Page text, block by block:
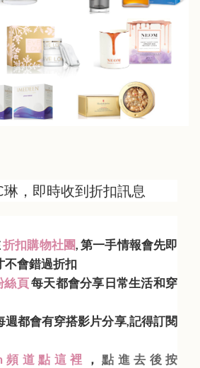
，即時收到折扣訊息
折扣購物社團, 第一手情報會先即
不會錯過折扣
絲頁每天都會分享日常生活和穿
週都會有穿搭影片分享,記得訂閱
頻道點這裡 ， 點進去後按